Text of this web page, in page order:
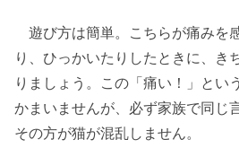
遊び方は簡単。こちらが痛みを
り、ひっかいたりしたときに、き
りましょう。この「痛い！」とい
かまいませんが、必ず家族で同じ
その方が猫が混乱しません。